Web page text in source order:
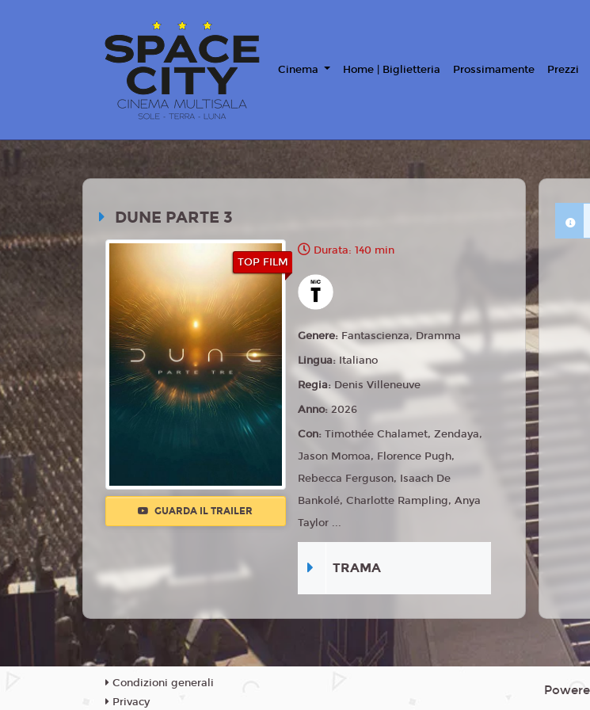
Cinema Home | Biglietteria Prossimamente Prezzi
DUNE PARTE 3
TOP FILM
GUARDA IL TRAILER
Durata: 140 min
Genere: Fantascienza, Dramma
Lingua: Italiano
Regia: Denis Villeneuve
Anno:2026
Con:Timothée Chalamet, Zendaya,
Jason Momoa, Florence Pugh,
Rebecca Ferguson, Isaach De
Bankolé, Charlotte Rampling, Anya
Taylor ...
TRAMA
Condizioni generali
Privacy